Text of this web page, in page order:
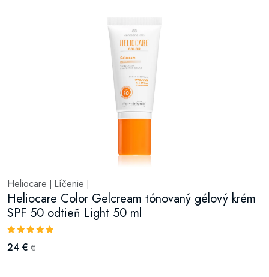
Heliocare Líčenie
Heliocare Color Gelcream tónovaný gélový krém
SPF 50 odtieň Light 50 ml
24 € €